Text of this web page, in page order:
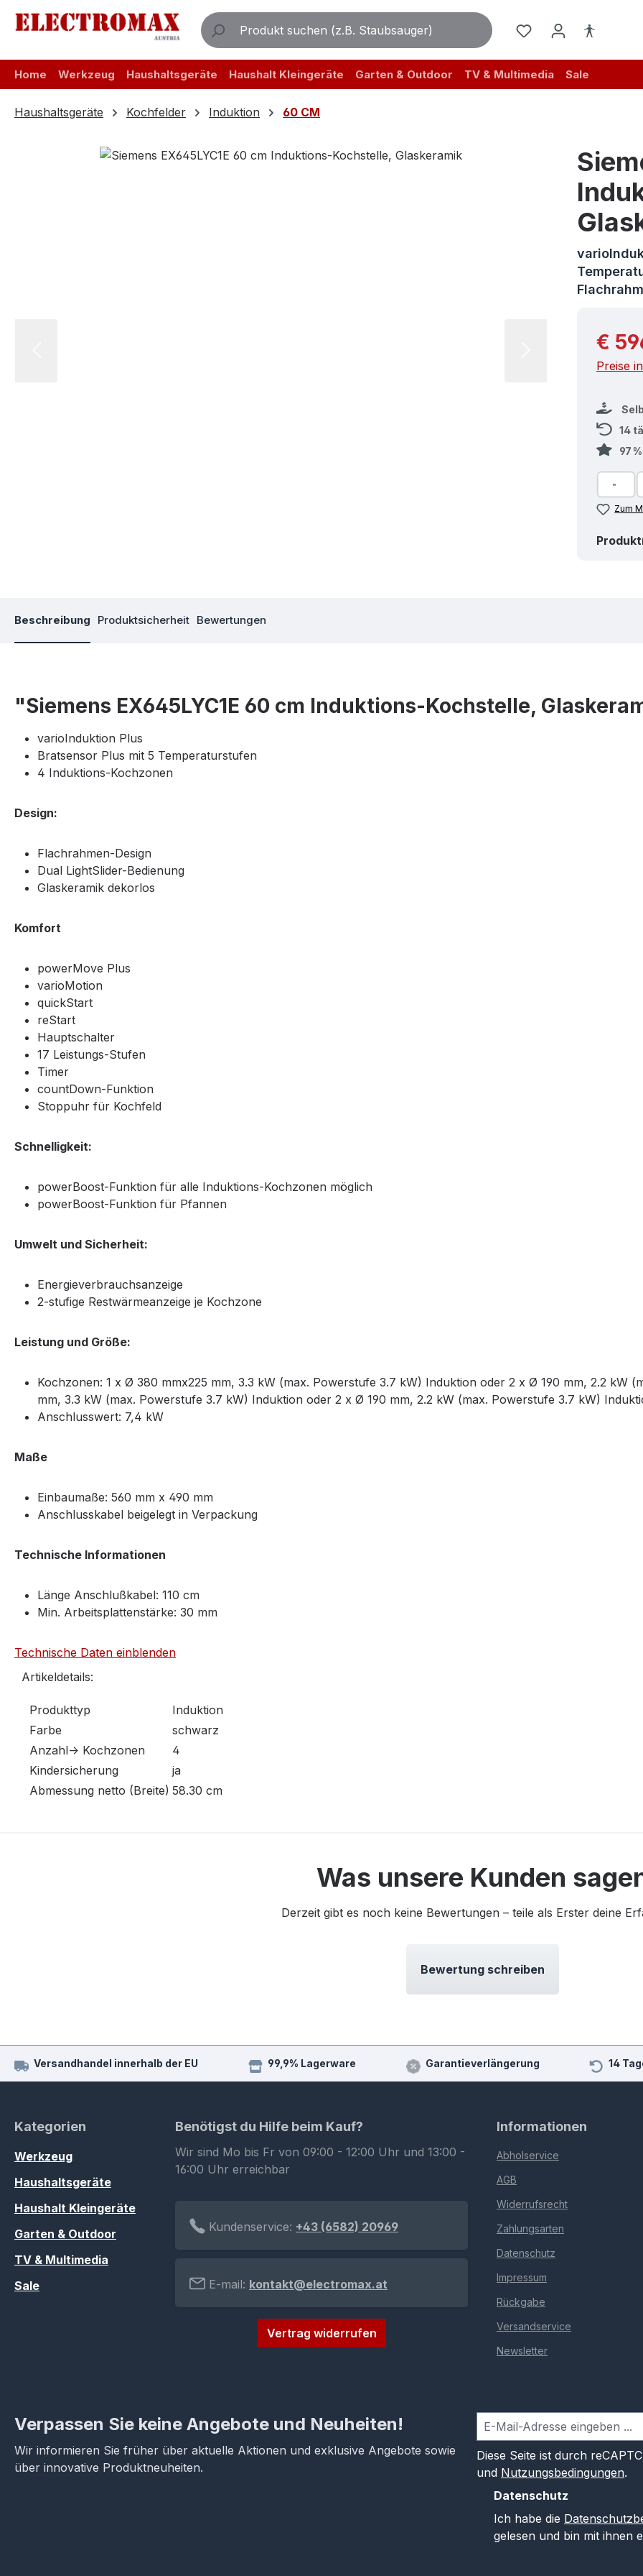
Hauptinhalt springen
Zur Suche springen
Zur Hauptnavigation springen
Home Werkzeug Haushaltsgeräte Haushalt Kleingeräte Garten & Outdoor TV & Multimedia Sale
Haushaltsgeräte Kochfelder Induktion 60 CM
Bildergalerie überspringen
€
Preise
14
97
Zum
Beschreibung Produktsicherheit Bewertungen
"Siemens EX645LYC1E 60 cm Induktions-Kochstelle,
varioInduktion Plus
Bratsensor Plus mit 5 Temperaturstufen
4 Induktions-Kochzonen
Design:
Flachrahmen-Design
Dual LightSlider-Bedienung
Glaskeramik dekorlos
Komfort
powerMove Plus
varioMotion
quickStart
reStart
Hauptschalter
17 Leistungs-Stufen
Timer
countDown-Funktion
Stoppuhr für Kochfeld
Schnelligkeit:
powerBoost-Funktion für alle Induktions-Kochzonen möglich
powerBoost-Funktion für Pfannen
Umwelt und Sicherheit:
Energieverbrauchsanzeige
2-stufige Restwärmeanzeige je Kochzone
Leistung und Größe:
Kochzonen: 1 x Ø 380 mmx225 mm, 3.3 kW (max. Powerstufe 3.7 kW) Induktion oder 2 x Ø 190 mm, 2.2 kW
mm, 3.3 kW (max. Powerstufe 3.7 kW) Induktion oder 2 x Ø 190 mm, 2.2 kW (max. Powerstufe 3.7 kW)
Anschlusswert: 7,4 kW
Maße
Einbaumaße: 560 mm x 490 mm
Anschlusskabel beigelegt in Verpackung
Technische Informationen
Länge Anschlußkabel: 110 cm
Min. Arbeitsplattenstärke: 30 mm
Technische Daten einblenden
Artikeldetails:
Produkttyp
Induktion
Farbe
schwarz
Anzahl-> Kochzonen
4
Kindersicherung
ja
Abmessung netto (Breite) 58.30 cm
Was unsere Kunden
Derzeit gibt es noch keine Bewertungen – teile als Erster deine
Bewertung schreiben
Versandhandel innerhalb der EU 99,9% Lagerware Garantieverlängerung 14
Kategorien
Werkzeug
Haushaltsgeräte
Haushalt Kleingeräte
Garten & Outdoor
TV & Multimedia
Sale
Benötigst du Hilfe beim Kauf?
Wir sind Mo bis Fr von 09:00 - 12:00 Uhr und 13:00 -
16:00 Uhr erreichbar
Kundenservice: +43 (6582) 20969
E-mail: kontakt@electromax.at
Vertrag widerrufen
Informationen
Abholservice
AGB
Widerrufsrecht
Zahlungsarten
Datenschutz
Impressum
Rückgabe
Versandservice
Newsletter
Verpassen Sie keine Angebote und Neuheiten!
Wir informieren Sie früher über aktuelle Aktionen und exklusive Angebote sowie
über innovative Produktneuheiten.
Diese Seite ist durch
und Nutzungsbedingungen.
Datenschutz
Ich habe die
gelesen und bin mit ihnen